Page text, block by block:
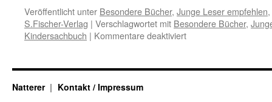
Veröffentlicht unter Besondere Bücher, Junge Leser empfehlen,
S.Fischer-Verlag | Verschlagwortet mit Besondere Bücher,
Kindersachbuch | Kommentare deaktiviertfür
du
Natterer Kontakt / Impressum